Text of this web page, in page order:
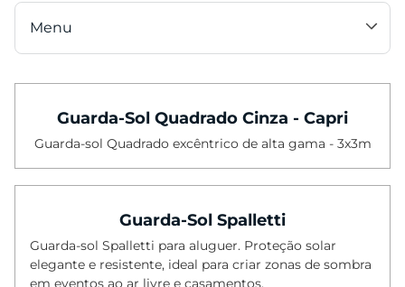
Menu
Cadeiras
Mesas
Cadeiras Altas
Sofás
Mesas Baixas
Guarda-Sol Quadrado Cinza - Capri
Guarda-sol Quadrado excêntrico de alta gama - 3x3m
Guarda-Sol Spalletti
Guarda-sol Spalletti para aluguer. Proteção solar
elegante e resistente, ideal para criar zonas de sombra
em eventos ao ar livre e casamentos.